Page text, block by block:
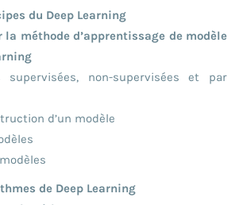
du Deep Learning
méthode d’apprentissage de modèle
supervisées, non-supervisées et par
d’un modèle
de Deep Learning